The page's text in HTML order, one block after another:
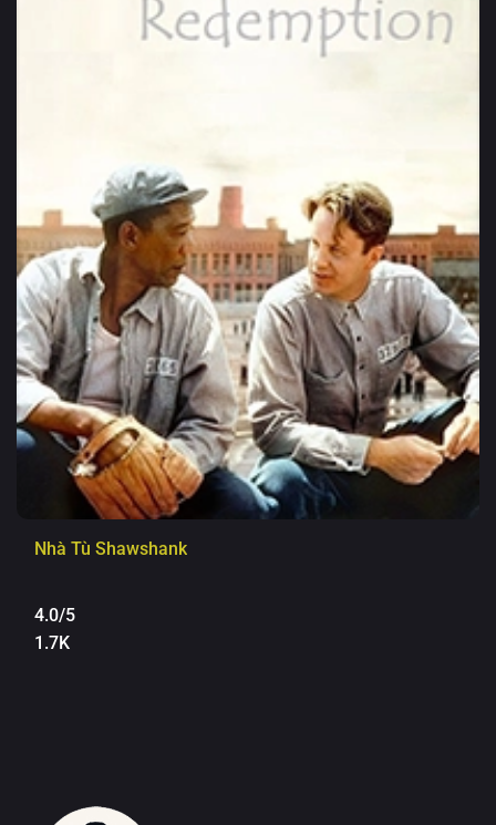
Nhà Tù Shawshank
4.0/5
1.7K